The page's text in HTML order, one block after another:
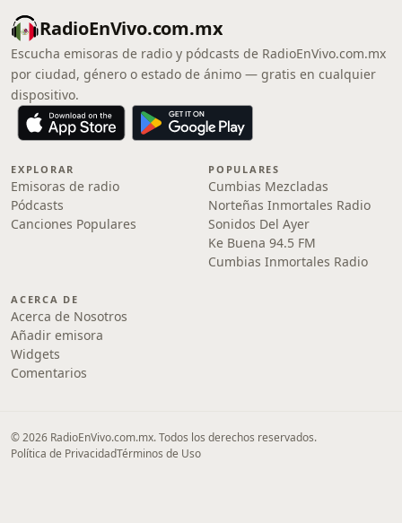
RadioEnVivo.com.mx
Escucha emisoras de radio y pódcasts de RadioEnVivo.com.mx
por ciudad, género o estado de ánimo — gratis en cualquier
dispositivo.
EXPLORAR
Emisoras de radio
Pódcasts
Canciones Populares
POPULARES
Cumbias Mezcladas
Norteñas Inmortales Radio
Sonidos Del Ayer
Ke Buena 94.5 FM
Cumbias Inmortales Radio
ACERCA DE
Acerca de Nosotros
Añadir emisora
Widgets
Comentarios
© 2026 RadioEnVivo.com.mx. Todos los derechos reservados.
Política de PrivacidadTérminos de Uso